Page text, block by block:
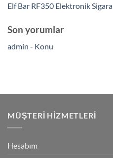
Elf Bar RF350 Elektronik Sigara
Son yorumlar
admin - Konu
MÜŞTERI HIZMETLERI
Hesabım